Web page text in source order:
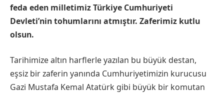
feda eden milletimiz Türkiye Cumhuriyeti
Devleti’nin tohumlarını atmıştır. Zaferimiz kutlu
olsun.
Tarihimize altın harflerle yazılan bu büyük destan,
eşsiz bir zaferin yanında Cumhuriyetimizin kurucusu
Gazi Mustafa Kemal Atatürk gibi büyük bir komutan